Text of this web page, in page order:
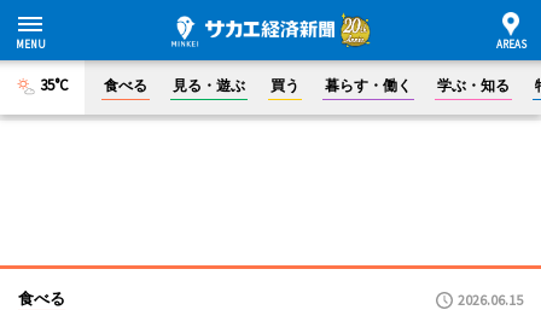
35°C 食べる 見る・遊ぶ 買う 暮らす・働く 学ぶ・知る
食べる 2026.06.15